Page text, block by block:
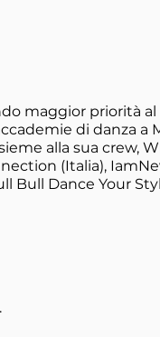
maggior priorità
di danza a
alla sua crew,
(Italia),
Bull Dance Your